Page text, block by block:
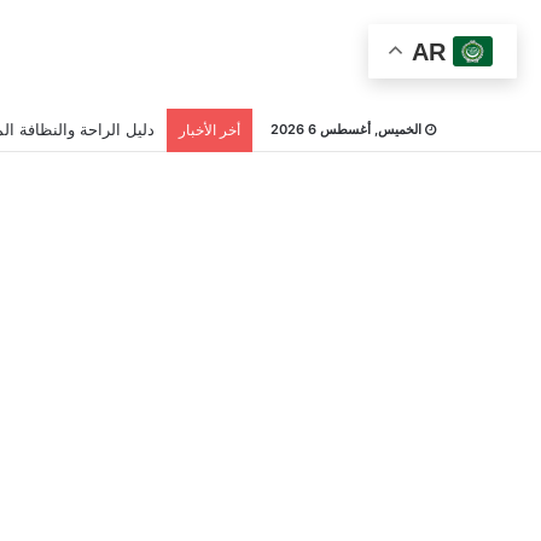
الخميس, أغسطس 6 2026 أخر الأخبار دليل الراحة والنظافة
AR